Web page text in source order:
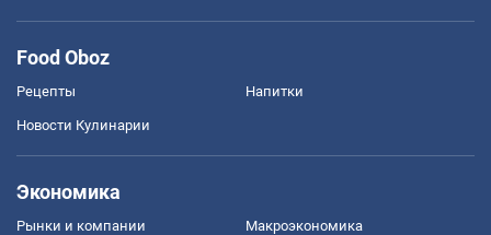
Food Oboz
Рецепты Напитки
Новости Кулинарии
Экономика
Рынки и компании Mакроэкономика